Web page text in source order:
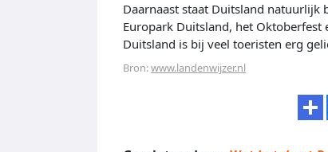
Daarnaast staat Duitsland natuurlijk
Europark Duitsland, het
Duitsland is bij veel toeristen erg
Bron:www.landenwijzer.nl